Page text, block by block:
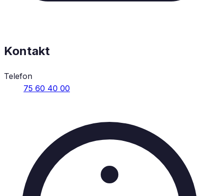
Kontakt
Telefon
75 60 40 00